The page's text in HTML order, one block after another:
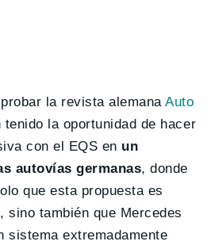
la revista alemanaAuto
tenido la oportunidad de hacer
con el EQS en un
autovías germanas, donde
que esta propuesta es
también que Mercedes
sistema extremadamente